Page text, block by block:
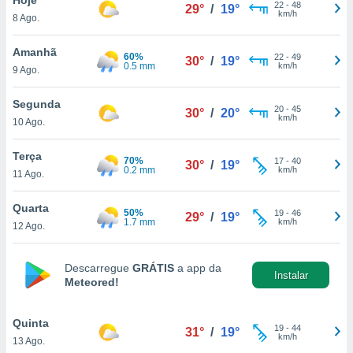
lhe
e
com
Pode
e
a
a
8 Ago.
29° / 19° 22- 48
km/h
Amanhã
9 Ago.
60%
0.5 mm
30° / 19° 22- 49
km/h
Segunda
10 Ago.
30° / 20° 20- 45
km/h
Terça
11 Ago.
70%
0.2 mm
30° / 19° 17- 40
km/h
Quarta
12 Ago.
50%
1.7 mm
29° / 19° 19- 46
km/h
Descarregue GRÁTIS a app da
Meteored!
Instalar
Quinta
13 Ago.
31° / 19° 19- 44
km/h